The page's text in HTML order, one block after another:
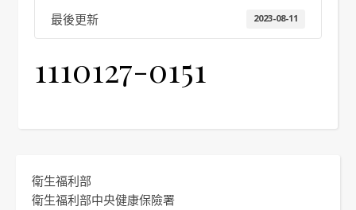
最後更新 2023-08-11
1110127-0151
衛生福利部
衛生福利部中央健康保險署